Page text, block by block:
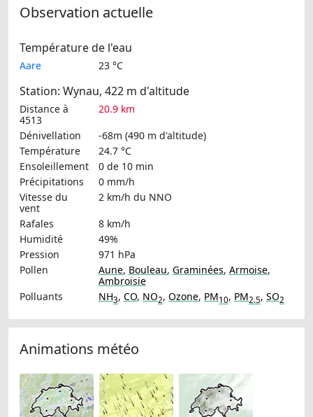
Observation actuelle
Température de l'eau
Aare 23 °C
Station: Wynau, 422 m d'altitude
Distance à
4513
20.9 km
Dénivellation
-68m (490 m d'altitude)
Température
24.7 °C
Ensoleillement
0 de 10 min
Précipitations
0 mm/h
Vitesse du
vent
2 km/h du NNO
Rafales
8 km/h
Humidité
49%
Pression
971 hPa
Pollen
Aune, Bouleau, Graminées, Armoise,
Ambroisie
Polluants
NH3, CO, NO2, Ozone, PM10, PM2.5, SO2
Animations météo